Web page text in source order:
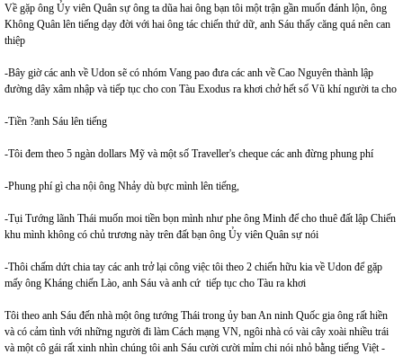
Về gặp ông Ủy viên Quân sự ông ta dũa hai ông bạn tôi một trận gần muốn đánh lộn, ông
Không Quân lên tiếng dạy đời với hai ông tác chiến thứ dữ, anh Sáu thấy căng quá nên can
thiệp
-Bây giờ các anh về Udon sẽ có nhóm Vang pao đưa các anh về Cao Nguyên thành lập
đường dây xâm nhập và tiếp tục cho con Tàu Exodus ra khơi chở hết số Vũ khí người ta cho
-Tiền ?anh Sáu lên tiếng
-Tôi đem theo 5 ngàn dollars Mỹ và một số Traveller's cheque các anh đừng phung phí
-Phung phí gì cha nội ông Nhảy dù bực mình lên tiếng,
-Tụi Tướng lãnh Thái muốn moi tiền bọn mình như phe ông Minh để cho thuê đất lập Chiến
khu mình không có chủ trương này trên đất bạn ông Ủy viên Quân sự nói
-Thôi chấm dứt chia tay các anh trở lại công việc tôi theo 2 chiến hữu kia về Udon để gặp
mấy ông Kháng chiến Lào, anh Sáu và anh cứ tiếp tục cho Tàu ra khơi
Tôi theo anh Sáu đến nhà một ông tướng Thái trong ủy ban An ninh Quốc gia ông rất hiền
và có cảm tình với những người đi làm Cách mạng VN, ngôi nhà có vài cây xoài nhiều trái
và một cô gái rất xinh nhìn chúng tôi anh Sáu cười cười mỉm chi nói nhỏ bằng tiếng Việt -